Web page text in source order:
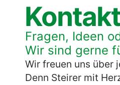
Kontakt
Fragen, Ideen
Wir sind gerne
Wir freuen uns über
Denn Steirer mit